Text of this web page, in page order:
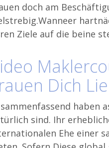
doch am
Ziele auf die beine
Dich
haben
sind. Ihr
Ehe einer